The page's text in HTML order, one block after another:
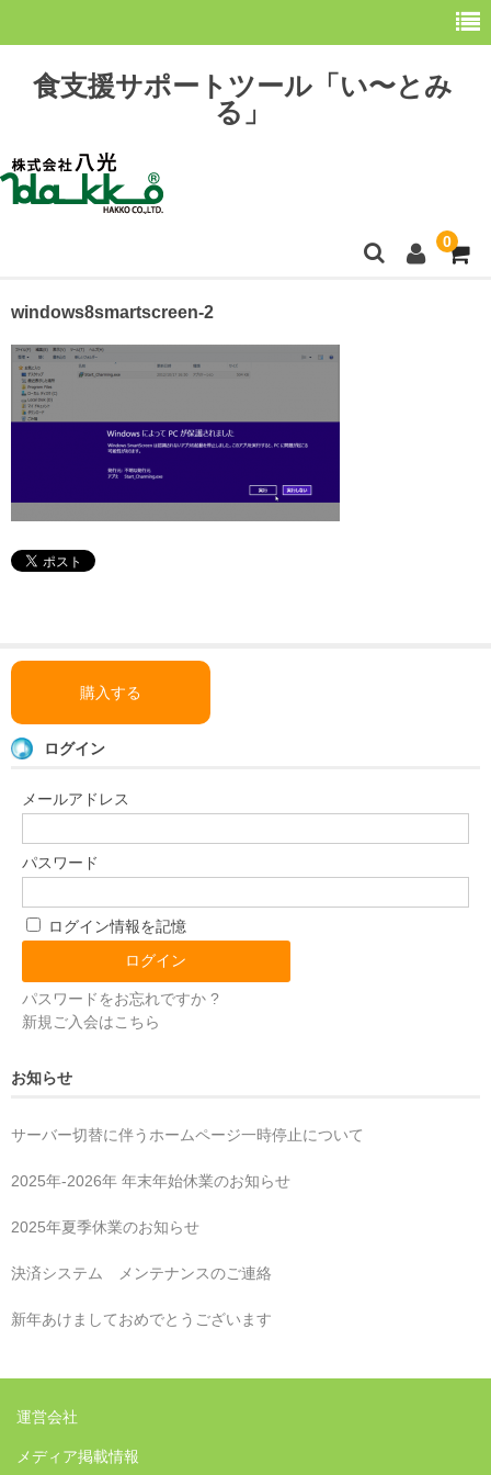
食支援サポートツール「い〜とみ
る」
0
ホーム
最新情報
購 入
windows8smartscreen-2
購入する
ログイン
メールアドレス
パスワード
ログイン情報を記憶
パスワードをお忘れですか ?
新規ご入会はこちら
お知らせ
サーバー切替に伴うホームページ一時停止について
2025年‐2026年 年末年始休業のお知らせ
2025年夏季休業のお知らせ
決済システム メンテナンスのご連絡
新年あけましておめでとうございます
運営会社
メディア掲載情報